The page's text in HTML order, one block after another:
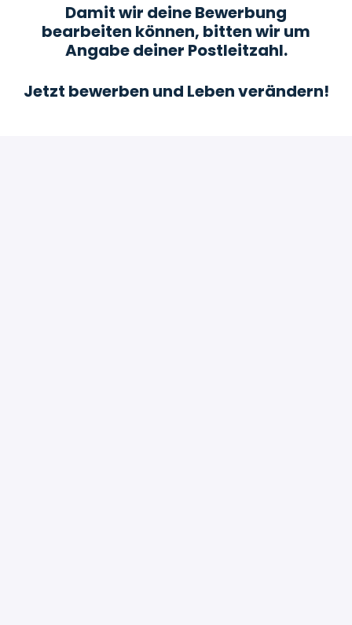
Damit wir deine Bewerbung
bearbeiten können, bitten wir um
Angabe deiner Postleitzahl.
Jetzt bewerben und Leben verändern!